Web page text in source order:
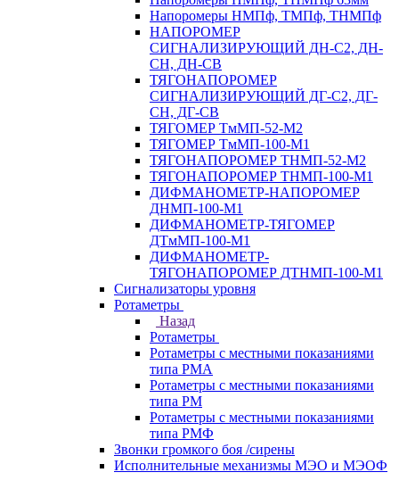
Напоромеры НМПф, ТМПф, ТНМПф
НАПОРОМЕР
СИГНАЛИЗИРУЮЩИЙ ДН-С2, ДН-
СН, ДН-СВ
ТЯГОНАПОРОМЕР
СИГНАЛИЗИРУЮЩИЙ ДГ-С2, ДГ-
СН, ДГ-СВ
ТЯГОМЕР ТмМП-52-М2
ТЯГОМЕР ТмМП-100-М1
ТЯГОНАПОРОМЕР ТНМП-52-М2
ТЯГОНАПОРОМЕР ТНМП-100-М1
ДИФМАНОМЕТР-НАПОРОМЕР
ДНМП-100-М1
ДИФМАНОМЕТР-ТЯГОМЕР
ДТмМП-100-М1
ДИФМАНОМЕТР-
ТЯГОНАПОРОМЕР ДТНМП-100-М1
Сигнализаторы уровня
Ротаметры
Назад
Ротаметры
Ротаметры с местными показаниями
типа РМА
Ротаметры с местными показаниями
типа РМ
Ротаметры с местными показаниями
типа РМФ
Звонки громкого боя /сирены
Исполнительные механизмы МЭО и МЭОФ